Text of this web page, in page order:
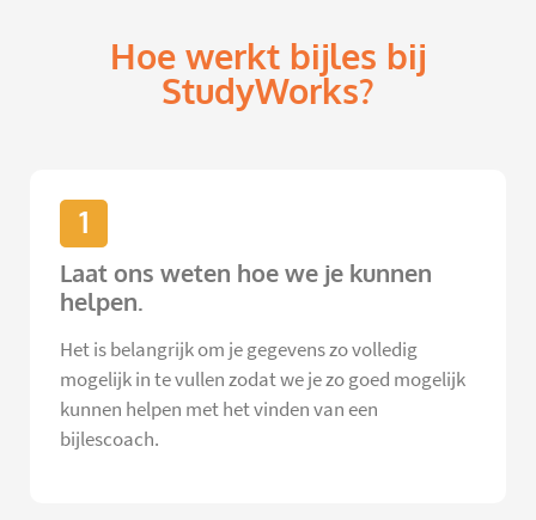
Hoe werkt bijles bij
StudyWorks?
1
Laat ons weten hoe we je kunnen
helpen.
Het is belangrijk om je gegevens zo volledig
mogelijk in te vullen zodat we je zo goed mogelijk
kunnen helpen met het vinden van een
bijlescoach.